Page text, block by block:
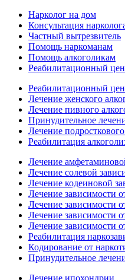
Нарколог на дом
Консультация
Частный вытрезвитель
Помощь наркоманам
Помощь алкоголикам
Реабилитационный
Реабилитационный
Лечение женского
Лечение пивного
Принудительное
Лечение
Реабилитация
Лечение
Лечение солевой
Лечение кодеиновой
Лечение зависимости
Лечение зависимости
Лечение зависимости
Лечение зависимости
Реабилитация
Кодирование от
Принудительное
Лечение ипохондрии